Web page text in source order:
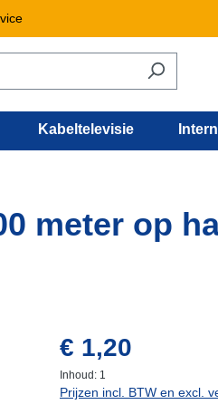
Kabeltelevisie
meter op
€ 1,20
Inhoud: 1
Prijzen incl. BTW en excl.